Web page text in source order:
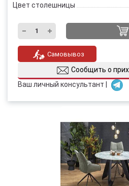
Цвет столешницы
Самовывоз
Сообщить о
Ваш личный консультант |